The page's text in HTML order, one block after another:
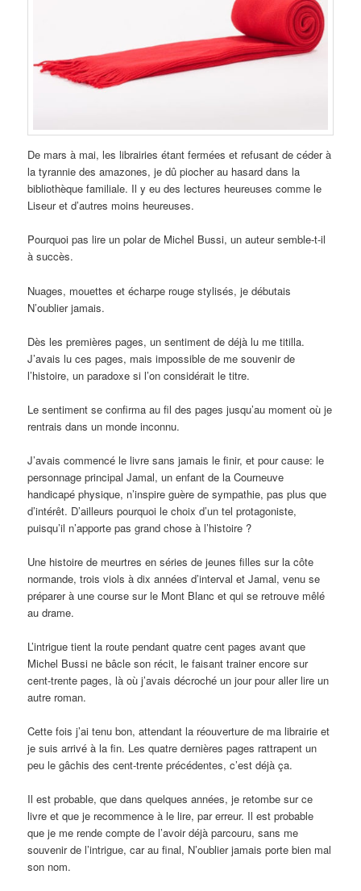
De mars à mai, les librairies étant fermées et refusant de céder à
la tyrannie des amazones, je dû piocher au hasard dans la
bibliothèque familiale. Il y eu des lectures heureuses comme le
Liseur et d’autres moins heureuses.
Pourquoi pas lire un polar de Michel Bussi, un auteur semble-t-il
à succès.
Nuages, mouettes et écharpe rouge stylisés, je débutais
N’oublier jamais.
Dès les premières pages, un sentiment de déjà lu me titilla.
J’avais lu ces pages, mais impossible de me souvenir de
l’histoire, un paradoxe si l’on considérait le titre.
Le sentiment se confirma au fil des pages jusqu’au moment où je
rentrais dans un monde inconnu.
J’avais commencé le livre sans jamais le finir, et pour cause: le
personnage principal Jamal, un enfant de la Courneuve
handicapé physique, n’inspire guère de sympathie, pas plus que
d’intérêt. D’ailleurs pourquoi le choix d’un tel protagoniste,
puisqu’il n’apporte pas grand chose à l’histoire ?
Une histoire de meurtres en séries de jeunes filles sur la côte
normande, trois viols à dix années d’interval et Jamal, venu se
préparer à une course sur le Mont Blanc et qui se retrouve mêlé
au drame.
L’intrigue tient la route pendant quatre cent pages avant que
Michel Bussi ne bâcle son récit, le faisant trainer encore sur
cent-trente pages, là où j’avais décroché un jour pour aller lire un
autre roman.
Cette fois j’ai tenu bon, attendant la réouverture de ma librairie et
je suis arrivé à la fin. Les quatre dernières pages rattrapent un
peu le gâchis des cent-trente précédentes, c’est déjà ça.
Il est probable, que dans quelques années, je retombe sur ce
livre et que je recommence à le lire, par erreur. Il est probable
que je me rende compte de l’avoir déjà parcouru, sans me
souvenir de l’intrigue, car au final, N’oublier jamais porte bien mal
son nom.